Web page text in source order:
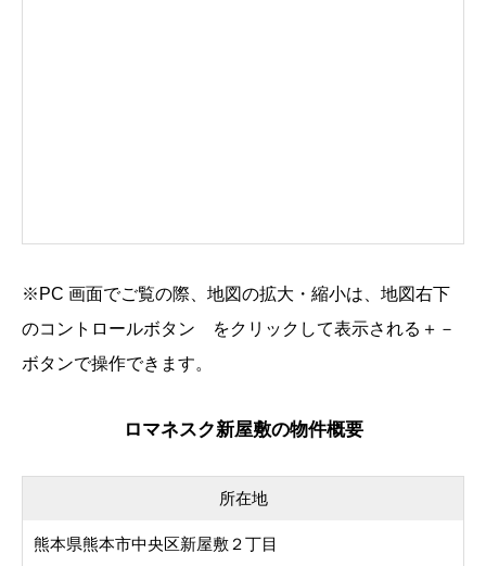
※PC 画面でご覧の際、地図の拡大・縮小は、地図右下
のコントロールボタン
をクリックして表示される ＋ －
ボタンで操作できます。
ロマネスク新屋敷の物件概要
所在地
熊本県熊本市中央区新屋敷２丁目